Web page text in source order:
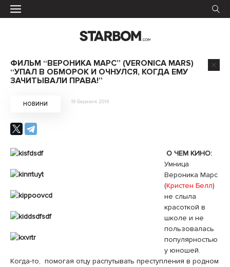
ФИЛЬМ “ВЕРОНИКА МАРС” (VERONICA MARS)
“УПАЛ В ОБМОРОК И ОЧНУЛСЯ, КОГДА ЕМУ
ЗАЧИТЫВАЛИ ПРАВА!”
НОВИНИ 19 Березня 2014
О ЧЕМ КИНО:
Умница
Вероника Марс
(Кристен Белл)
не слыла
красоткой в
школе и не
пользовалась
популярностью
у юношей.
Когда-то, помогая отцу распутывать преступления в родном